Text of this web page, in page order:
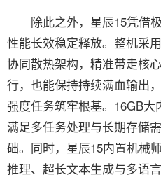
除此之外，星辰15凭借极
性能长效稳定释放。整机采
协同散热架构，精准带走核
行，也能保持持续满血输出
强度任务筑牢根基。16GB大
满足多任务处理与长期存储
础。同时，星辰15内置机械
推理、超长文本生成与多语